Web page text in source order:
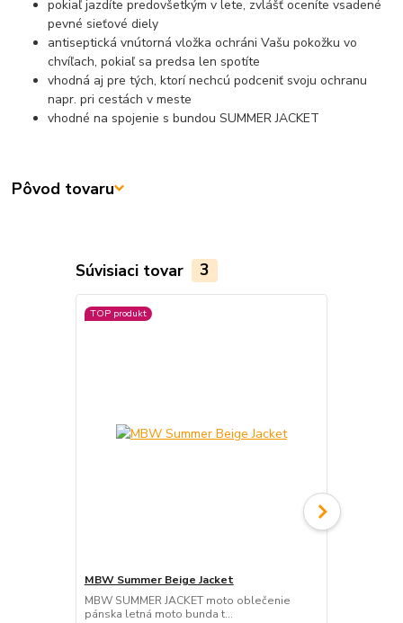
pokiaľ jazdíte predovšetkým v lete, zvlášť oceníte vsadené
pevné sieťové diely
antiseptická vnútorná vložka ochráni Vašu pokožku vo
chvíľach, pokiaľ sa predsa len spotíte
vhodná aj pre tých, ktorí nechcú podceniť svoju ochranu
napr. pri cestách v meste
vhodné na spojenie s bundou SUMMER JACKET
Pôvod tovaru
Súvisiaci tovar 3
TOP produkt
MBW Summer Beige Jacket
MBW SUMMER JACKET moto oblečenie
pánska letná moto bunda t...